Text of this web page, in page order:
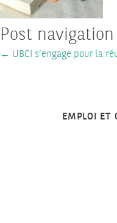
Post navigation
← UBCI s’engage pour la
EMPLOI ET